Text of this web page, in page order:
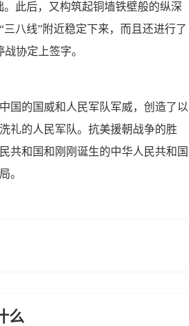
此后，又构筑起铜墙铁壁般的纵深
八线”附近稳定下来，而且还进行了
协定上签字。
国的国威和人民军队军威，创造了以
礼的人民军队。抗美援朝战争的胜
共和国和刚刚诞生的中华人民共和国
。
么